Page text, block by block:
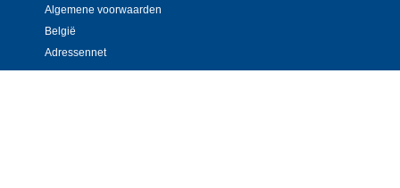
Algemene voorwaarden
België
Adressennet